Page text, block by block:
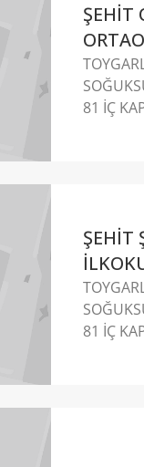
ŞEHİT
81 İÇ
ŞEHİT
81 İÇ